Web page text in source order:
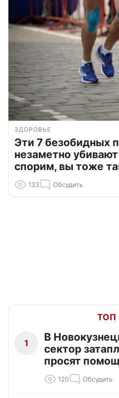
ЗДОРОВЬЕ
Эти 7 безобидных
незаметно
спорим, вы тоже
133 Обсудить
ТОП
1
В
сектор
просят
120 Обсудить